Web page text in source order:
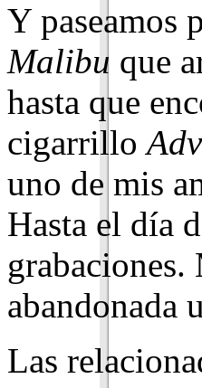
Y paseamos
Malibu que
hasta que
cigarrillo
uno de mis
Hasta el día
abandonada
Las